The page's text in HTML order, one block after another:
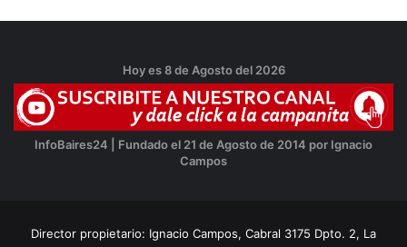
Hoy es 8 de Agosto del 2026
InfoBaires24 | Fundado el 21 de Agosto de 2014 por Ignacio
Campos
Director propietario: Ignacio Campos, Cabral 3175 Dpto. 2, La